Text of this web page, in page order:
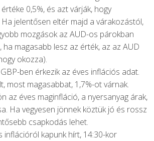
0,5%, és azt várják, hogy
jelentősen eltér majd a várakozástól,
mozgások az AUD-os párokban
ha magasabb lesz az érték, az az AUD
okozza).
ben érkezik az éves inflációs adat.
most magasabbat, 1,7%-ot várnak.
az éves maginfláció, a nyersanyag árak,
Ha vegyesen jönnek köztük jó és rossz
csapkodás lehet.
inflációról kapunk hírt, 14:30-kor